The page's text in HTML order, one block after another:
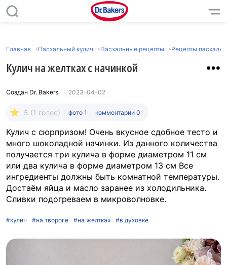
Главная Пасхальный кулич Пасхальные рецепты Рецепты
Кулич на желтках с начинкой
Создан Dr. Bakers 2023-04-02
5 (1 голос) фото 1 комментарии 0
Кулич с сюрпризом! Очень вкусное сдобное тесто и
много шоколадной начинки. Из данного количества
получается три кулича в форме диаметром 11 см
или два кулича в форме диаметром 13 см Все
ингредиенты должны быть комнатной температуры.
Достаём яйца и масло заранее из холодильника.
Сливки подогреваем в микроволновке.
#кулич #на твороге #на желтках #в духовке